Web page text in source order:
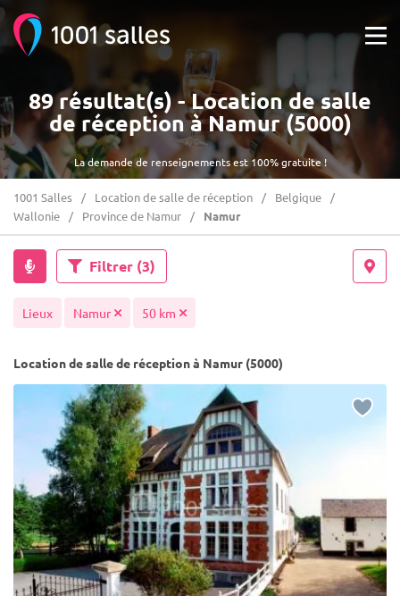
La demande de renseignements est 100% gratuite !
89 résultat(s) - Location de salle
de réception à Namur (5000)
1001 Salles Location de salle de réception
Belgique
Wallonie
Province de Namur Namur
Filtrer (3)
Lieux Namur 50 km
Location de salle de réception à Namur (5000)